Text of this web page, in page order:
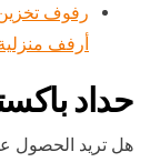
رفوف
أرفف
حداد
هل تريد الحصول